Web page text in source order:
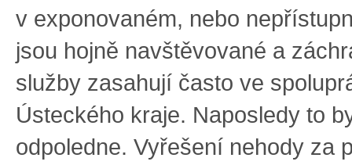
v exponovaném, nebo
jsou hojně navštěvované a
služby zasahují často ve
Ústeckého kraje. Naposledy to
odpoledne. Vyřešení nehody za